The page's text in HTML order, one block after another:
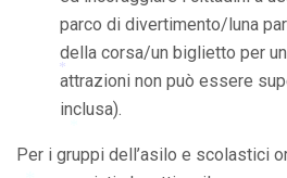
parco di divertimento/luna
della corsa/un biglietto per
attrazioni non può essere
inclusa).
Per i gruppi dell’asilo e scolastici
*
*
*